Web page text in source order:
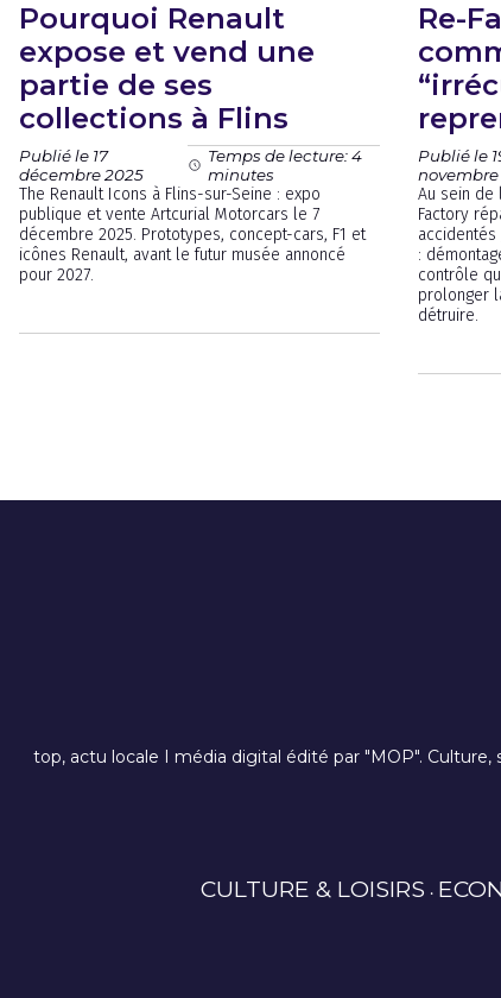
Pourquoi Renault
expose et vend une
partie de ses
collections à Flins
Publié le 17
décembre 2025
Temps de lecture: 4
minutes
The Renault Icons à Flins-sur-Seine : expo
publique et vente Artcurial Motorcars le 7
décembre 2025. Prototypes, concept-cars, F1 et
icônes Renault, avant le futur musée annoncé
pour 2027.
Re-
Publié le
Au sein de
Factory
:
contrôle
prolonger
détruire.
top, actu locale I média digital édité par "MOP".
CULTURE & LOISIRS